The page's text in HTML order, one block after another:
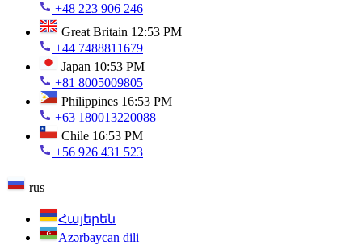
+48 223 906 246
Great Britain 12:53 PM
+44 7488811679
Japan 10:53 PM
+81 8005009805
Philippines 16:53 PM
+63 180013220088
Chile 16:53 PM
+56 926 431 523
rus
Հայերեն
Azərbaycan dili